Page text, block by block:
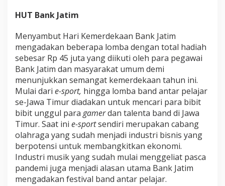
HUT Bank Jatim
Menyambut Hari Kemerdekaan Bank Jatim
mengadakan beberapa lomba dengan total hadiah
sebesar Rp 45 juta yang diikuti oleh para pegawai
Bank Jatim dan masyarakat umum demi
menunjukkan semangat kemerdekaan tahun ini.
Mulai dari e-sport, hingga lomba band antar pelajar
se-Jawa Timur diadakan untuk mencari para bibit
bibit unggul para gamerdan talenta band di Jawa
Timur. Saat ini e-sportsendiri merupakan cabang
olahraga yang sudah menjadi industri bisnis yang
berpotensi untuk membangkitkan ekonomi.
Industri musik yang sudah mulai menggeliat pasca
pandemi juga menjadi alasan utama Bank Jatim
mengadakan festival band antar pelajar.